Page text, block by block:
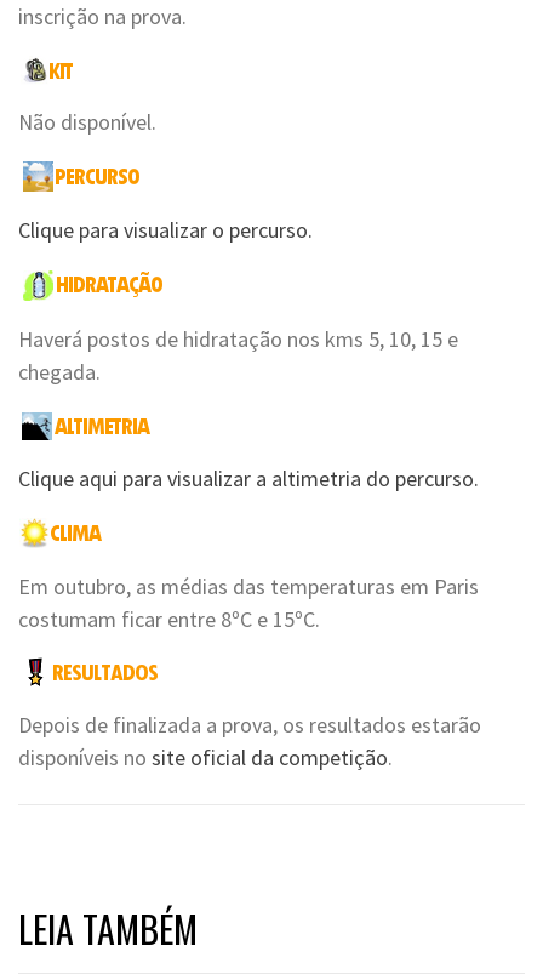
inscrição na prova.
Não disponível.
Clique para visualizar o percurso.
Haverá postos de hidratação nos kms 5, 10, 15 e
chegada.
Clique aqui para visualizar a altimetria do percurso.
Em outubro, as médias das temperaturas em Paris
costumam ficar entre 8ºC e 15ºC.
Depois de finalizada a prova, os resultados estarão
disponíveis no site oficial da competição.
LEIA TAMBÉM